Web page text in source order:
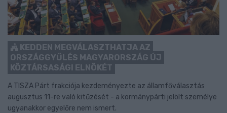
KEDDEN MEGVÁLASZTHATJA AZ
ORSZÁGGYŰLÉS MAGYARORSZÁG ÚJ
KÖZTÁRSASÁGI ELNÖKÉT
A TISZA Párt frakciója kezdeményezte az államfőválasztás
augusztus 11-re való kitűzését - a kormánypárti jelölt személye
ugyanakkor egyelőre nem ismert.